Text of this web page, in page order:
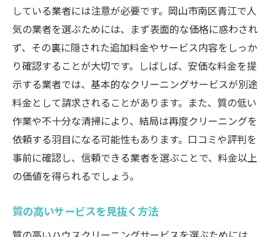
している業者には注意が必要です。岡山市南区青江で人
気の業者を選ぶためには、まず表面的な価格に惑わされ
ず、その裏に隠された追加料金やサービス内容をしっか
り確認することが大切です。しばしば、安価な料金を提
示する業者では、基本的なクリーニングサービスが別途
料金として請求されることがあります。また、質の低い
作業や不十分な清掃により、結局は再度クリーニングを
依頼する羽目になる可能性もあります。口コミや評判を
事前に確認し、信頼できる業者を選ぶことで、料金以上
の価値を得られるでしょう。
質の高いサービスを見抜く方法